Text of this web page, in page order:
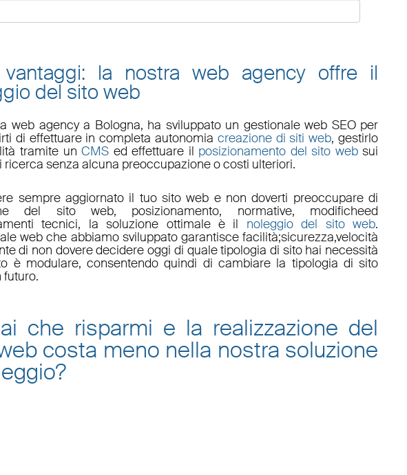
la nostra web agency offre il
del sito web
web agency a Bologna, ha sviluppato un gestionale web SEOper
di effettuare in completa autonomia creazione di siti web, gestirlo
tramite unCMS ed effettuare il posizionamento del sito websui
ricerca senza alcuna preoccupazione o costi ulteriori.
sempre aggiornato il tuo sito web e non doverti preoccupare di
del sito web, posizionamento, normative, modificheed
tecnici, la soluzione ottimale è il noleggio del sito web.
webche abbiamo sviluppato garantiscefacilità;sicurezza,velocità
di non dovere decidere oggi di quale tipologia di sito hai necessità
è modulare, consentendo quindi di cambiare la tipologia di sito
futuro.
che risparmi e la realizzazione del
costa meno nella nostra soluzione
?